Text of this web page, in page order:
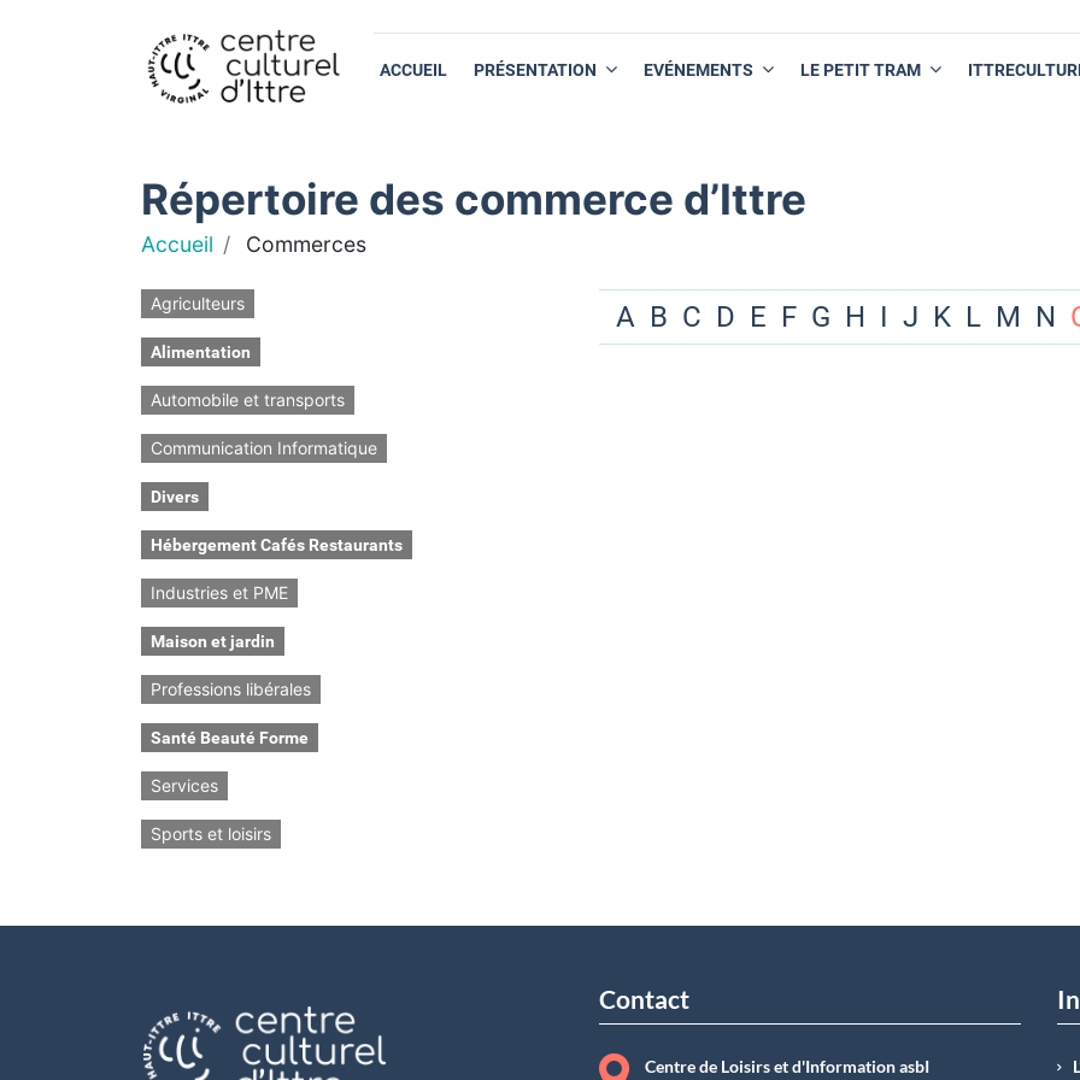
ACCUEIL PRÉSENTATION EVÉNEMENTS LE PETIT TRAM
Répertoire des commerce d’Ittre
Accueil Commerces
Agriculteurs
Alimentation
Automobile et transports
Communication Informatique
Divers
Hébergement Cafés Restaurants
Industries et PME
Maison et jardin
Professions libérales
Santé Beauté Forme
Services
Sports et loisirs
A B C D E F G H I J K L M N
Contact
Centre de Loisirs et d'Information asbI